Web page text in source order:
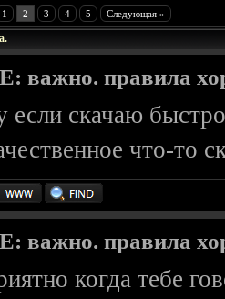
1 2 3 4 5 Следующая »
важно. правила
если скачаю
что-то
важно. правила
когда тебе